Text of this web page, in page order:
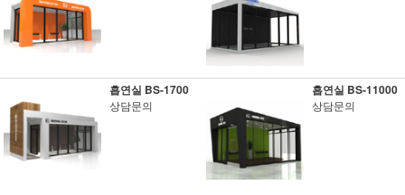
흡연실 BS-1700
상담문의
흡연실 BS-11000
상담문의